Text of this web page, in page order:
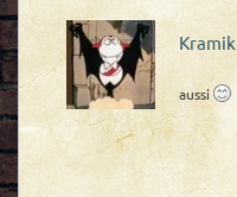
Kramik
aussi